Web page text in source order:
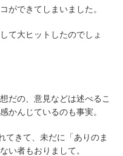
ができてしまいました。
て大ヒットしたのでしょ
だの、意見などは述べるこ
かんじているのも事実。
てきて、未だに「ありのま
い者もおりまして。